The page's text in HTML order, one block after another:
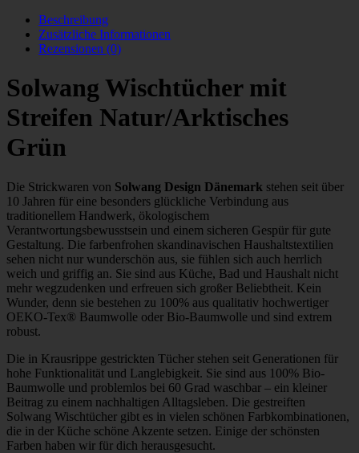
Beschreibung
Zusätzliche Informationen
Rezensionen (0)
Solwang Wischtücher mit
Streifen Natur/Arktisches
Grün
Die Strickwaren von Solwang Design Dänemark stehen seit über
10 Jahren für eine besonders glückliche Verbindung aus
traditionellem Handwerk, ökologischem
Verantwortungsbewusstsein und einem sicheren Gespür für gute
Gestaltung. Die farbenfrohen skandinavischen Haushaltstextilien
sehen nicht nur wunderschön aus, sie fühlen sich auch herrlich
weich und griffig an. Sie sind aus Küche, Bad und Haushalt nicht
mehr wegzudenken und erfreuen sich großer Beliebtheit. Kein
Wunder, denn sie bestehen zu 100% aus qualitativ hochwertiger
OEKO-Tex® Baumwolle oder Bio-Baumwolle und sind extrem
robust.
Die in Krausrippe gestrickten Tücher stehen seit Generationen für
hohe Funktionalität und Langlebigkeit. Sie sind aus 100% Bio-
Baumwolle und problemlos bei 60 Grad waschbar – ein kleiner
Beitrag zu einem nachhaltigen Alltagsleben. Die gestreiften
Solwang Wischtücher gibt es in vielen schönen Farbkombinationen,
die in der Küche schöne Akzente setzen. Einige der schönsten
Farben haben wir für dich herausgesucht.